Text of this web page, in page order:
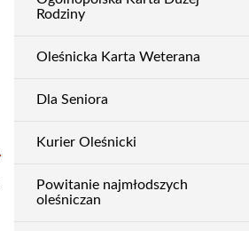
Rodziny
Oleśnicka Karta Weterana
Dla Seniora
Kurier Oleśnicki
Powitanie najmłodszych
oleśniczan